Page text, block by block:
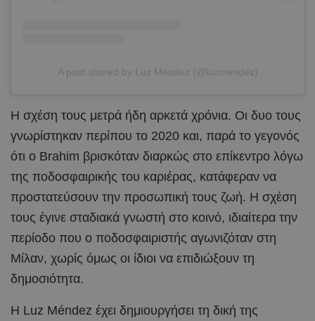
A post shared by Luz Méndez (@luzmendez)
Η σχέση τους μετρά ήδη αρκετά χρόνια. Οι δυο τους
γνωρίστηκαν περίπου το 2020 και, παρά το γεγονός
ότι ο Brahim βρισκόταν διαρκώς στο επίκεντρο λόγω
της ποδοσφαιρικής του καριέρας, κατάφεραν να
προστατεύσουν την προσωπική τους ζωή. Η σχέση
τους έγινε σταδιακά γνωστή στο κοινό, ιδιαίτερα την
περίοδο που ο ποδοσφαιριστής αγωνιζόταν στη
Μίλαν, χωρίς όμως οι ίδιοι να επιδιώξουν τη
δημοσιότητα.
Η Luz Méndez έχει δημιουργήσει τη δική της